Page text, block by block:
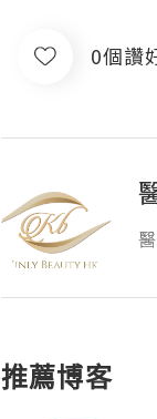
0個讚
推薦博客